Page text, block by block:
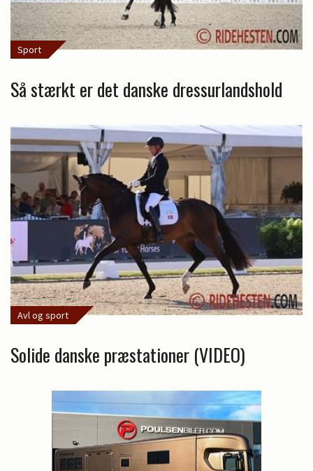
Sport
Så stærkt er det danske dressurlandshold
Avl og sport
Solide danske præstationer (VIDEO)